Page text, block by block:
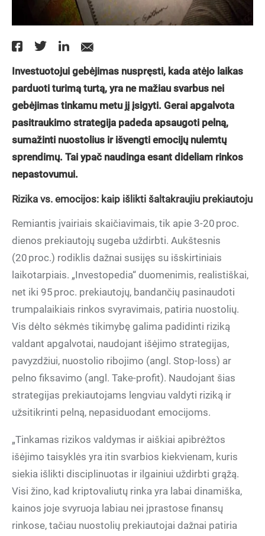
Investuotojui gebėjimas nuspręsti, kada atėjo laikas
parduoti turimą turtą, yra ne mažiau svarbus nei
gebėjimas tinkamu metu jį įsigyti. Gerai apgalvota
pasitraukimo strategija padeda apsaugoti pelną,
sumažinti nuostolius ir išvengti emocijų nulemtų
sprendimų. Tai ypač naudinga esant dideliam rinkos
nepastovumui.
Rizika vs. emocijos: kaip išlikti šaltakraujiu prekiautoju
Remiantis įvairiais skaičiavimais, tik apie 3-20 proc.
dienos prekiautojų sugeba uždirbti. Aukštesnis
(20 proc.) rodiklis dažnai susijęs su išskirtiniais
laikotarpiais. „Investopedia“ duomenimis, realistiškai,
net iki 95 proc. prekiautojų, bandančių pasinaudoti
trumpalaikiais rinkos svyravimais, patiria nuostolių.
Vis dėlto sėkmės tikimybę galima padidinti riziką
valdant apgalvotai, naudojant išėjimo strategijas,
pavyzdžiui, nuostolio ribojimo (angl. Stop-loss) ar
pelno fiksavimo (angl. Take-profit). Naudojant šias
strategijas prekiautojams lengviau valdyti riziką ir
užsitikrinti pelną, nepasiduodant emocijoms.
„Tinkamas rizikos valdymas ir aiškiai apibrėžtos
išėjimo taisyklės yra itin svarbios kiekvienam, kuris
siekia išlikti disciplinuotas ir ilgainiui uždirbti grąžą.
Visi žino, kad kriptovaliutų rinka yra labai dinamiška,
kainos joje svyruoja labiau nei įprastose finansų
rinkose, tačiau nuostolių prekiautojai dažnai patiria